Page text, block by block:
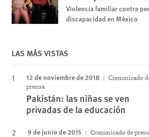
Violencia familiar contra
discapacidad en México
LAS MÁS VISTAS
12 de noviembre de 2018
Comunicado
prensa
Pakistán: las niñas se ven
privadas de la educación
9 de junio de 2015 Comunicado de